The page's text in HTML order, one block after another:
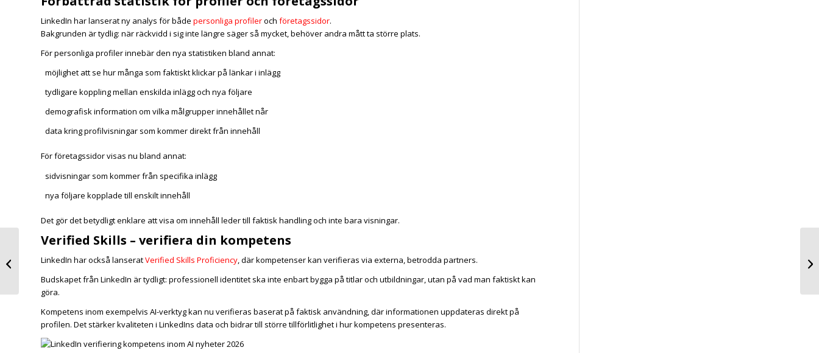
LinkedIn har lanserat ny analys för både personliga profileroch företagssidor.
Bakgrunden är tydlig: när räckvidd i sig inte längre säger så mycket, behöver andra mått ta större plats.
För personliga profiler innebär den nya statistiken bland annat:
möjlighet att se hur många som faktiskt klickar på länkar i inlägg
tydligare koppling mellan enskilda inlägg och nya följare
demografisk information om vilka målgrupper innehållet når
data kring profilvisningar som kommer direkt från innehåll
För företagssidor visas nu bland annat:
sidvisningar som kommer från specifika inlägg
nya följare kopplade till enskilt innehåll
Det gör det betydligt enklare att visa om innehåll leder till faktisk handling och inte bara visningar.
Verified Skills – verifiera din kompetens
LinkedIn har också lanseratVerified Skills Proficiency, där kompetenser kan verifieras via externa, betrodda partners.
Budskapet från LinkedIn är tydligt: professionell identitet ska inte enbart bygga på titlar och utbildningar, utan på vad man faktiskt kan
göra.
Kompetens inom exempelvis AI-verktyg kan nu verifieras baserat på faktisk användning, där informationen uppdateras direkt på
profilen. Det stärker kvaliteten i LinkedIns data och bidrar till större tillförlitlighet i hur kompetens presenteras.
LinkedIn rankas nu